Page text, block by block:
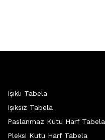
Işıklı Tabela
Işıksız Tabela
Paslanmaz Kutu Harf Tabela
Pleksi Kutu Harf Tabela